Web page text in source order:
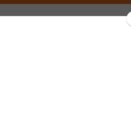
Carlos
Mestre